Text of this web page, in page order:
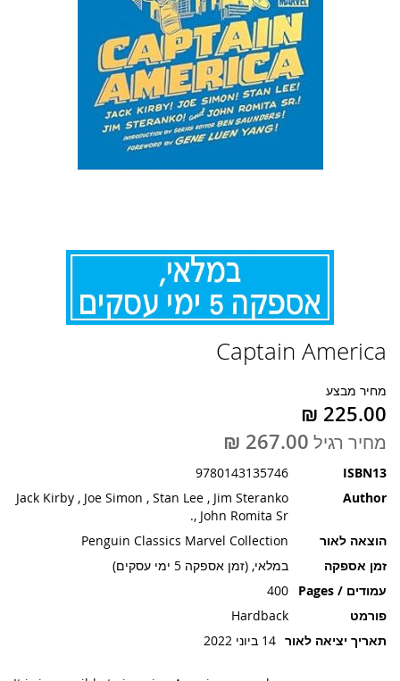
Captain America
מחיר מבצע
מחיר רגיל
ISBN13
9780143135746
Author
Jack Kirby , Joe Simon , Stan Lee , Jim Steranko
, John Romita Sr.
הוצאה לאור
Penguin Classics Marvel Collection
זמן אספקה
במלאי, (זמן אספקה 5 ימי עסקים)
עמודים / Pages
400
פורמט
Hardback
תאריך יציאה לאור 14 ביוני 2022
להתחלה
גלריית
תמונות